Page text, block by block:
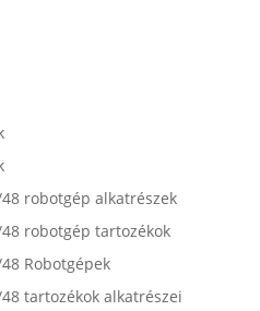
robotgép alkatrészek
robotgép tartozékok
Robotgépek
tartozékok alkatrészei